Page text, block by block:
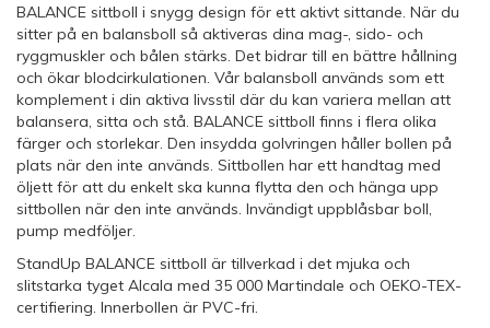
BALANCE sittboll i snygg design för ett aktivt sittande. När du
sitter på en balansboll så aktiveras dina mag-, sido- och
ryggmuskler och bålen stärks. Det bidrar till en bättre hållning
och ökar blodcirkulationen. Vår balansboll används som ett
komplement i din aktiva livsstil där du kan variera mellan att
balansera, sitta och stå. BALANCE sittboll finns i flera olika
färger och storlekar. Den insydda golvringen håller bollen på
plats när den inte används. Sittbollen har ett handtag med
öljett för att du enkelt ska kunna flytta den och hänga upp
sittbollen när den inte används. Invändigt uppblåsbar boll,
pump medföljer.
StandUp BALANCE sittboll är tillverkad i det mjuka och
slitstarka tyget Alcala med 35 000 Martindale och OEKO-TEX-
certifiering. Innerbollen är PVC-fri.